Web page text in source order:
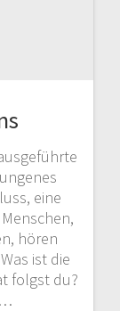
eine
hören
ist die
folgst du?